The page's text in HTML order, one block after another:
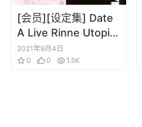
[会员][设定集] Date
A Live Rinne Utopia
约会大作战 Perfect
Visual Guide 原画集
2021年9月4日
0
0 1.5K